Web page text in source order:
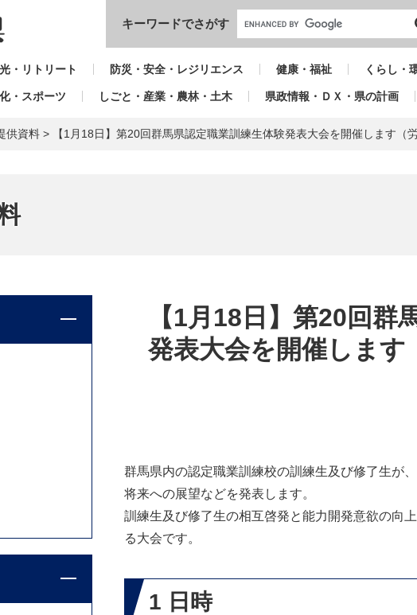
本文へ
キーワードでさがす
・リトリート 防災・安全・レジリエンス 健康・福祉 くらし・
・スポーツ しごと・産業・農林・土木 県政情報・ＤＸ・県の計画
供資料 > 【1月18日】第20回群馬県認定職業訓練生体験発表大会を開催します（労
【1月18日】第20回群
発表大会を開催します
群馬県内の認定職業訓練校の訓練生及び修了生が
将来への展望などを発表します。
訓練生及び修了生の相互啓発と能力開発意欲の向
る大会です。
1 日時